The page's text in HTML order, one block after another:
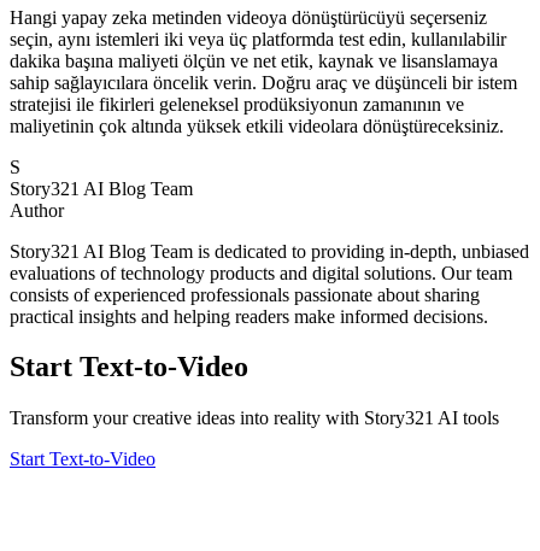
Hangi yapay zeka metinden videoya dönüştürücüyü seçerseniz
seçin, aynı istemleri iki veya üç platformda test edin, kullanılabilir
dakika başına maliyeti ölçün ve net etik, kaynak ve lisanslamaya
sahip sağlayıcılara öncelik verin. Doğru araç ve düşünceli bir istem
stratejisi ile fikirleri geleneksel prodüksiyonun zamanının ve
maliyetinin çok altında yüksek etkili videolara dönüştüreceksiniz.
S
Story321 AI Blog Team
Author
Story321 AI Blog Team is dedicated to providing in-depth, unbiased
evaluations of technology products and digital solutions. Our team
consists of experienced professionals passionate about sharing
practical insights and helping readers make informed decisions.
Start Text-to-Video
Transform your creative ideas into reality with Story321 AI tools
Start Text-to-Video